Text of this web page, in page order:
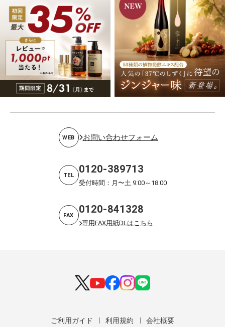
WEB お問い合わせフォーム
TEL 0120-389713
受付時間：月〜土 9:00～18:00
FAX 0120-841328
専用FAX用紙DLはこちら
ご利用ガイド 利用規約
会社概要